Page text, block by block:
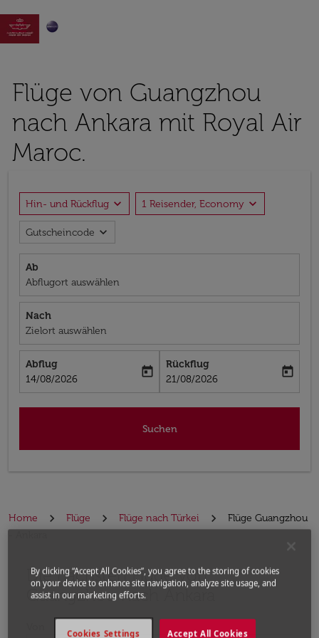

Flüge von Guangzhou
nach Ankara mit Royal Air
Maroc.
Hin- und Rückflug expand_more 1 Reisender, Economy expand_more
Gutscheincode expand_more
Ab
Abflugort auswählen
Nach
Zielort auswählen
Abflug
fc-booking-departure-date-aria-label
14/08/2026
today
Rückflug
fc-booking-return-date-aria-label
21/08/2026
today
Suchen
Home Flüge Flüge nach Türkei
Flüge Guangzhou
Die nächsten Flüge von
Guangzhou nach Ankara
Bitte ändern Sie Ihre gewünschte Route (Abflugort
By clicking “Accept All Cookies”, you agree to the storing of cookies
on your device to enhance site navigation, analyze site usage, and
assist in our marketing efforts.
Accept All Cookies
Cookies Settings